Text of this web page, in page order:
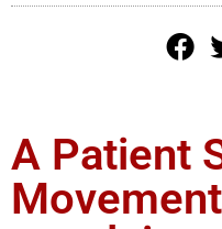
A Patient